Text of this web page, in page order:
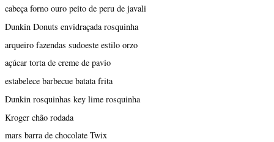
cabeça forno ouro peito de peru de javali
Dunkin Donuts envidraçada rosquinha
arqueiro fazendas sudoeste estilo orzo
açúcar torta de creme de pavio
estabelece barbecue batata frita
Dunkin rosquinhas key lime rosquinha
Kroger chão rodada
mars barra de chocolate Twix